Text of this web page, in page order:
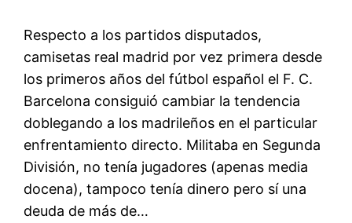
Respecto a los partidos disputados,
camisetas real madrid por vez primera desde
los primeros años del fútbol español el F. C.
Barcelona consiguió cambiar la tendencia
doblegando a los madrileños en el particular
enfrentamiento directo. Militaba en Segunda
División, no tenía jugadores (apenas media
docena), tampoco tenía dinero pero sí una
deuda de más de…